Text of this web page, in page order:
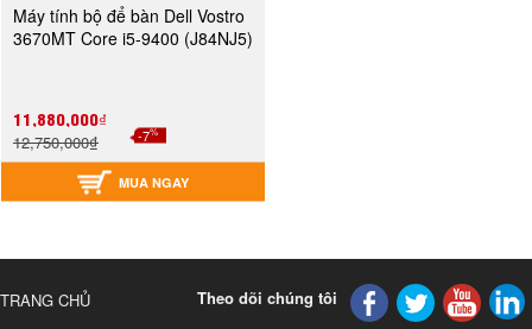
Máy tính bộ để bàn Dell Vostro
3670MT Core i5-9400 (J84NJ5)
11,880,000₫
12,750,000₫ -7%
MUA NGAY
TRANG CHỦ Theo dõi chúng tôi